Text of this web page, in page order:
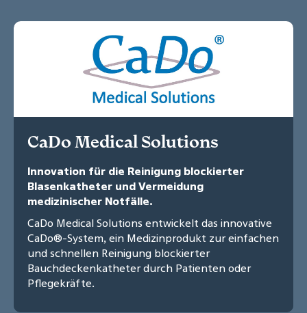
CaDo Medical Solutions
Innovation für die Reinigung blockierter
Blasenkatheter und Vermeidung
medizinischer Notfälle.
CaDo Medical Solutions entwickelt das innovative
CaDo®-System, ein Medizinprodukt zur einfachen
und schnellen Reinigung blockierter
Bauchdeckenkatheter durch Patienten oder
Pflegekräfte.